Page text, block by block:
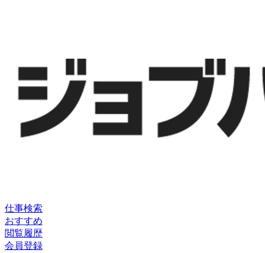
仕事検索
おすすめ
閲覧履歴
会員登録